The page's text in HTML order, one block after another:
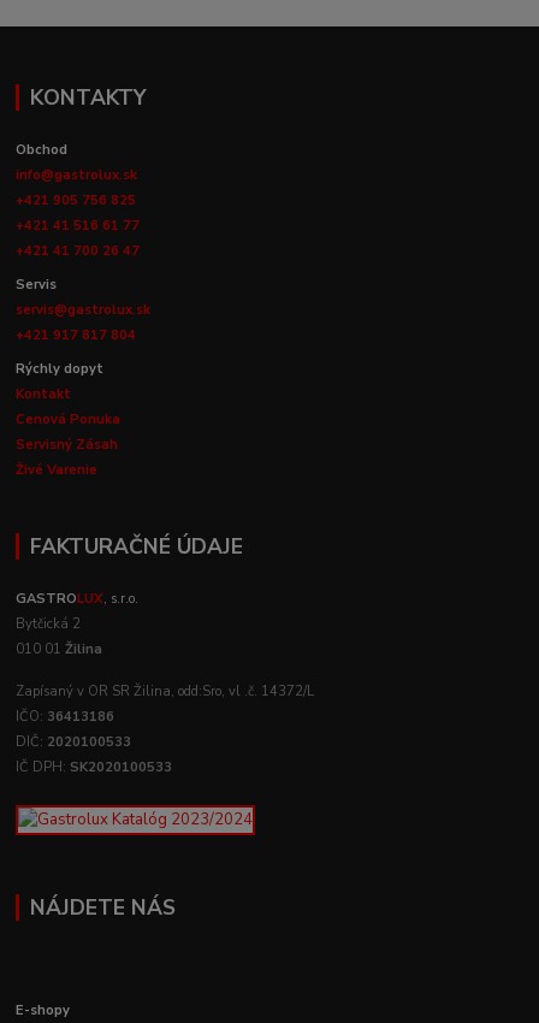
KONTAKTY
Obchod
info@gastrolux.sk
+421 905 756 825
+421 41 516 61 77
+421 41 700 26 47
Servis
servis@gastrolux.sk
+421 917 817 804
Rýchly dopyt
Kontakt
Cenová Ponuka
Servisný Zásah
Živé Varenie
FAKTURAČNÉ ÚDAJE
GASTROLUX, s.r.o.
Bytčická 2
010 01Žilina
Zapísaný v OR SR Žilina, odd:Sro, vl .č. 14372/L
IČO: 36413186
DIČ: 2020100533
IČ DPH: SK2020100533
NÁJDETE NÁS
E-shopy